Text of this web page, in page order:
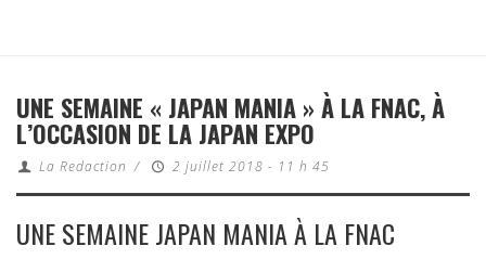
UNE SEMAINE « JAPAN MANIA » À LA FNAC, À
L’OCCASION DE LA JAPAN EXPO
La Redaction / 2 juillet 2018 - 11 h 45
UNE SEMAINE JAPAN MANIA À LA FNAC